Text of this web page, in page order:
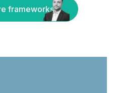
frameworks